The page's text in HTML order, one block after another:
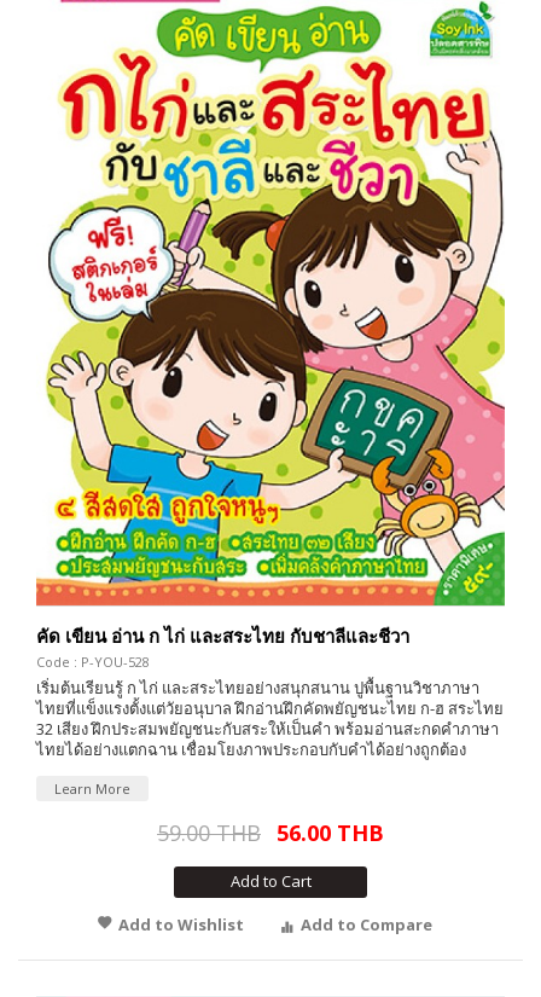
คัด เขียน อ่าน ก ไก่ และสระไทย กับชาลีและชีวา
Code : P-YOU-528
เริ่มต้นเรียนรู้ ก ไก่ และสระไทยอย่างสนุกสนาน ปูพื้นฐานวิชาภาษา
ไทยที่แข็งแรงตั้งแต่วัยอนุบาล ฝึกอ่านฝึกคัดพยัญชนะไทย ก-ฮ สระไทย
32 เสียง ฝึกประสมพยัญชนะกับสระให้เป็นคำ พร้อมอ่านสะกดคำภาษา
ไทยได้อย่างแตกฉาน เชื่อมโยงภาพประกอบกับคำได้อย่างถูกต้อง
Learn More
59.00 THB 56.00 THB
Add to Cart
Add to Wishlist
Add to Compare